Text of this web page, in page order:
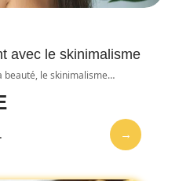
avec le skinimalisme
beauté, le skinimalisme…